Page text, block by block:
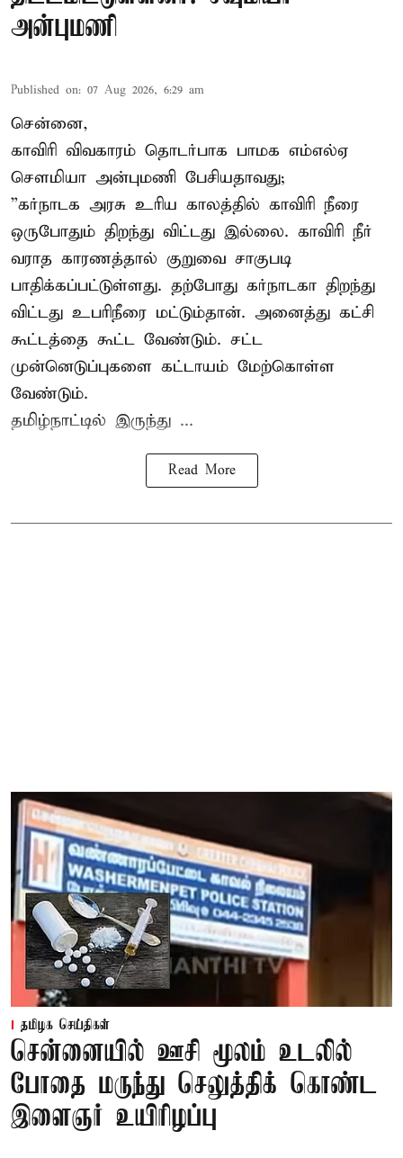
அன்புமணி
Published on: 07 Aug 2026, 6:29 am
சென்னை,
காவிரி விவகாரம் தொடர்பாக பாமக எம்எல்ஏ
சௌமியா அன்புமணி பேசியதாவது;
”கர்நாடக அரசு உரிய காலத்தில் காவிரி நீரை
ஒருபோதும் திறந்து விட்டது இல்லை. காவிரி நீர்
வராத காரணத்தால் குறுவை சாகுபடி
பாதிக்கப்பட்டுள்ளது. தற்போது கர்நாடகா திறந்து
விட்டது உபரிநீரை மட்டும்தான். அனைத்து கட்சி
கூட்டத்தை கூட்ட வேண்டும். சட்ட
முன்னெடுப்புகளை கட்டாயம் மேற்கொள்ள
வேண்டும்.
தமிழ்நாட்டில் இருந்து ...
Read More
தமிழக செய்திகள்
சென்னையில் ஊசி மூலம் உடலில்
போதை மருந்து செலுத்திக் கொண்ட
இளைஞர் உயிரிழப்பு